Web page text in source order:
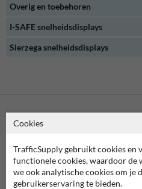
Onze snelheidsdisplays zijn
een verkeerskundige bent of
snelheidsdisplay biedt de oplossing.
Overig en toebehoren
I-SAFE snelheidsdisplays
Sierzega snelheidsdisplays
Neem contact met ons op
7920070.
Vragen? Stuur een e-mail naar
formulier in en we reageren zo
Cookies
TrafficSupply gebruikt cookies en
functionele cookies, waardoor de
we ook analytische cookies om je
gebruikerservaring te bieden.